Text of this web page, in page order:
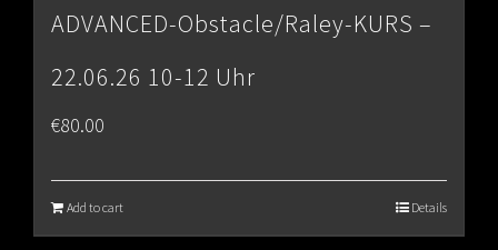
ADVANCED-Obstacle/Raley-KURS –
22.06.26 10-12 Uhr
€80.00
Add to cart Details